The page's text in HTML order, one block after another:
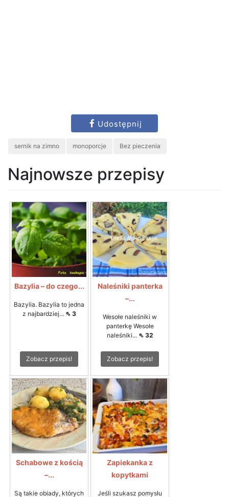
Udostępnij
sernik na zimno monoporcje Bez pieczenia
Najnowsze przepisy
Bazylia – do czego...
Bazylia. Bazylia to jedna
z najbardziej... ⇖ 3
Zobacz przepis!
Naleśniki panterka
–...
Wesołe naleśniki w
panterkę Wesołe
naleśniki... ⇖ 32
Zobacz przepis!
Schabowe z kością
–...
Są takie obiady, których
Zapiekanka z
kopytkami
Jeśli szukasz pomysłu